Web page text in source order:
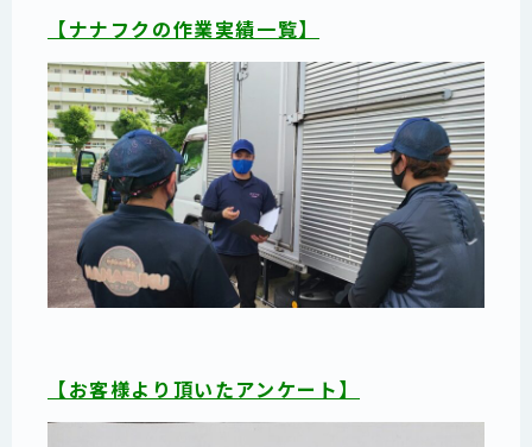
【ナナフクの作業実績一覧】
【お客様より頂いたアンケート】